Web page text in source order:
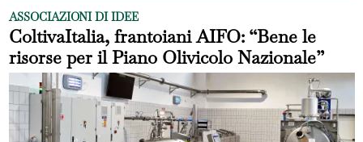
ASSOCIAZIONI DI IDEE
ColtivaItalia, frantoiani AIFO: “Bene le
risorse per il Piano Olivicolo Nazionale”